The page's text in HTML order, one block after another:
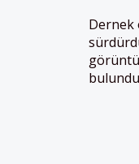
Dernek